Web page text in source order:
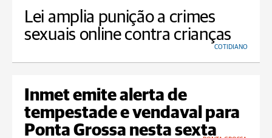
Lei amplia punição a crimes
sexuais online contra crianças
COTIDIANO
Inmet emite alerta de
tempestade e vendaval para
Ponta Grossa nesta sexta